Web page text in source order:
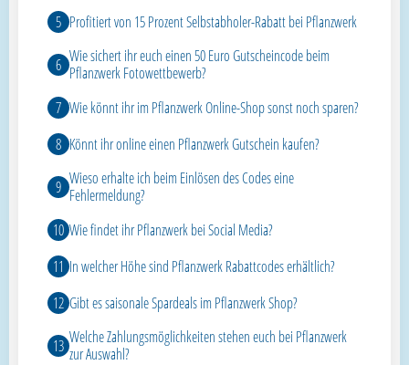
Profitiert von 15 Prozent Selbstabholer-Rabatt bei Pflanzwerk
Wie sichert ihr euch einen 50 Euro Gutscheincode beim
Pflanzwerk Fotowettbewerb?
Wie könnt ihr im Pflanzwerk Online-Shop sonst noch sparen?
Könnt ihr online einen Pflanzwerk Gutschein kaufen?
Wieso erhalte ich beim Einlösen des Codes eine
Fehlermeldung?
Wie findet ihr Pflanzwerk bei Social Media?
In welcher Höhe sind Pflanzwerk Rabattcodes erhältlich?
Gibt es saisonale Spardeals im Pflanzwerk Shop?
Welche Zahlungsmöglichkeiten stehen euch bei Pflanzwerk
zur Auswahl?